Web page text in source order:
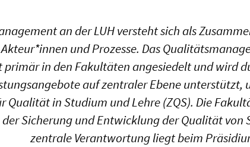
an der LUH versteht sich als
und Prozesse. Das
primär in den Fakultäten angesiedelt und wird
auf zentraler Ebene unterstützt,
Qualität in Studium und Lehre (ZQS). Die
Sicherung und Entwicklung der Qualität von
zentrale Verantwortung liegt beim